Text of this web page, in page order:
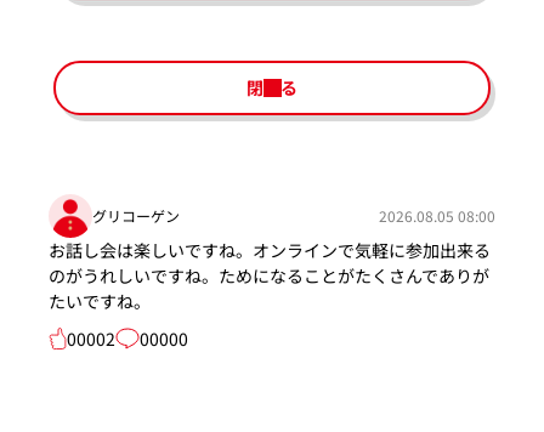
閉じる
グリコーゲン 2026.08.05 08:00
お話し会は楽しいですね。オンラインで気軽に参加出来る
のがうれしいですね。ためになることがたくさんでありが
たいですね。
00002
00000